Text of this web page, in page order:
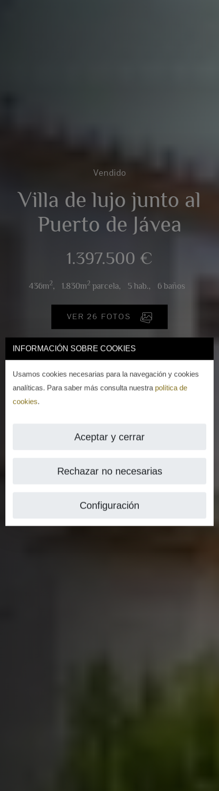
INFORMACIÓN SOBRE COOKIES
Usamos cookies necesarias para la navegación y cookies
analíticas. Para saber más consulta nuestra política de
cookies.
Aceptar y cerrar
Rechazar no necesarias
Configuración
Vendido
Villa de lujo junto al
Puerto de Jávea
1.397.500 €
436m2, 1.830m2 parcela, 5 hab., 6 baños
VER 26 FOTOS